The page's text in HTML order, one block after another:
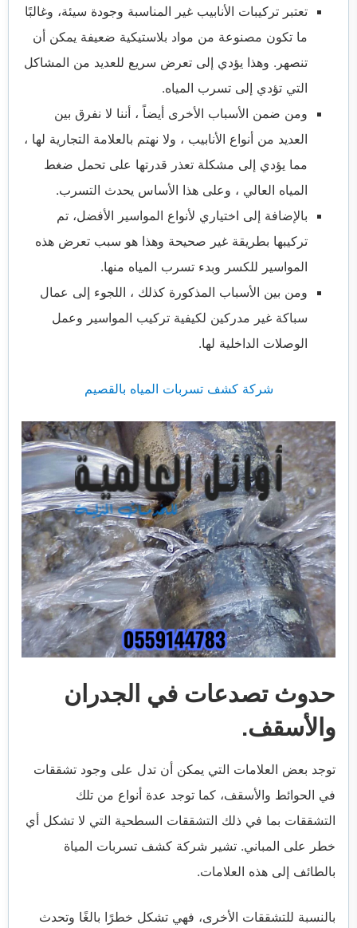
تعتبر تركيبات الأنابيب غير المناسبة وجودة سيئة، وغالبًا
ما تكون مصنوعة من مواد بلاستيكية ضعيفة يمكن أن
تنصهر. وهذا يؤدي إلى تعرض سريع للعديد من المشاكل
التي تؤدي إلى تسرب المياه.
ومن ضمن الأسباب الأخرى أيضاً ، أننا لا نفرق بين
العديد من أنواع الأنابيب ، ولا نهتم بالعلامة التجارية لها ،
مما يؤدي إلى مشكلة تعذر قدرتها على تحمل ضغط
المياه العالي ، وعلى هذا الأساس يحدث التسرب.
بالإضافة إلى اختياري لأنواع المواسير الأفضل، تم
تركيبها بطريقة غير صحيحة وهذا هو سبب تعرض هذه
المواسير للكسر وبدء تسرب المياه منها.
ومن بين الأسباب المذكورة كذلك ، اللجوء إلى عمال
سباكة غير مدركين لكيفية تركيب المواسير وعمل
الوصلات الداخلية لها.
شركة كشف تسربات المياه بالقصيم
حدوث تصدعات في الجدران
والأسقف.
توجد بعض العلامات التي يمكن أن تدل على وجود تشققات
في الحوائط والأسقف، كما توجد عدة أنواع من تلك
التشققات بما في ذلك التشققات السطحية التي لا تشكل أي
خطر على المباني. تشير شركة كشف تسربات المياة
بالطائف إلى هذه العلامات.
بالنسبة للتشققات الأخرى، فهي تشكل خطرًا بالغًا وتحدث